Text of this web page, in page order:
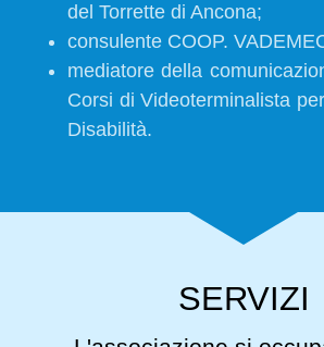
del Torrette di Ancona;
consulente COOP.
mediatore della
Corsi di Videoterminalista
Disabilità.
SERVIZI